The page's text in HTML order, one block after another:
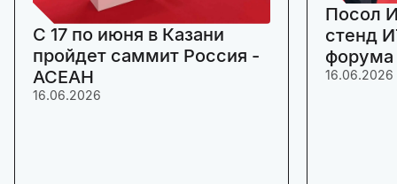
C 17 по июня в Казани
пройдет саммит Россия -
АСЕАН
16.06.2026
Посол
стенд
16.06.2026